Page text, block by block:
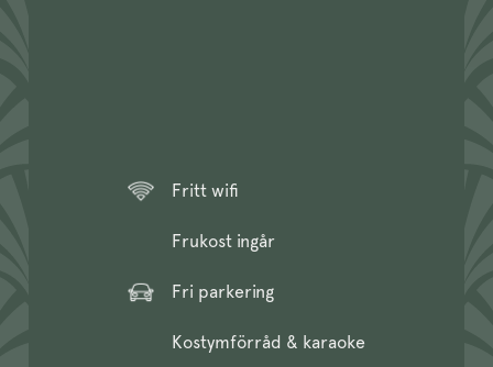
Fritt wifi
Frukost ingår
Fri parkering
Kostymförråd & karaoke